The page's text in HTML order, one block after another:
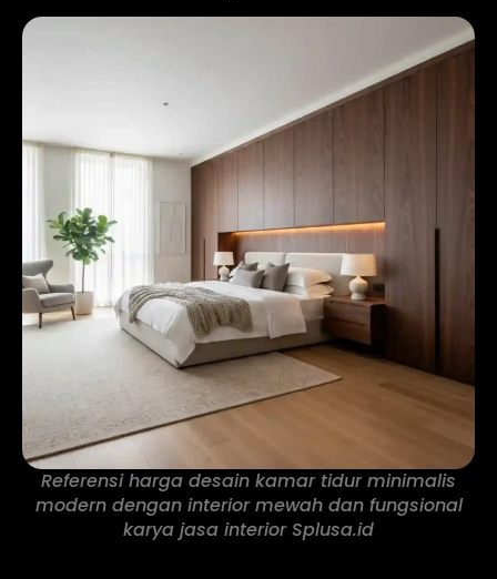
Referensi harga desain kamar tidur minimalis
modern dengan interior mewah dan fungsional
karya jasa interior Splusa.id